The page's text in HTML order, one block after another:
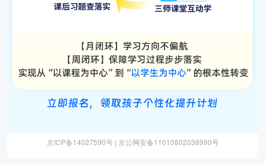
京ICP备14027590号 | 京公网安备11010802038990号